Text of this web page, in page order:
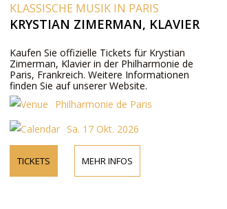
KLASSISCHE MUSIK IN PARIS
KRYSTIAN ZIMERMAN, KLAVIER
Kaufen Sie offizielle Tickets für Krystian
Zimerman, Klavier in der Philharmonie de
Paris, Frankreich. Weitere Informationen
finden Sie auf unserer Website.
Philharmonie de Paris
Sa. 17 Okt. 2026
TICKETS MEHR INFOS